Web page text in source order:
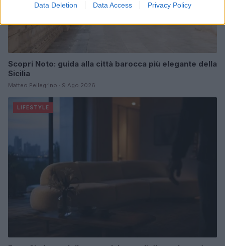
Data Deletion Data Access Privacy Policy
Scopri Noto: guida alla città barocca più elegante della
Sicilia
Matteo Pellegrino · 9 Ago 2026
LIFESTYLE